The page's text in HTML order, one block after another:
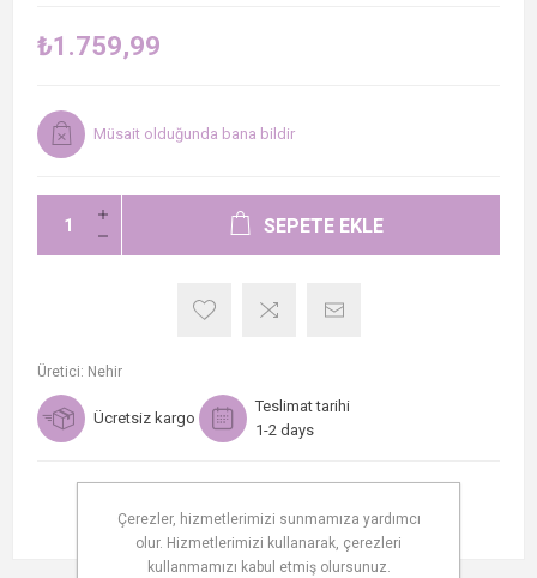
₺1.759,99
Müsait olduğunda bana bildir
SEPETE EKLE
Üretici: Nehir
Ücretsiz kargo
Teslimat tarihi
1-2 days
Çerezler, hizmetlerimizi sunmamıza yardımcı
olur. Hizmetlerimizi kullanarak, çerezleri
kullanmamızı kabul etmiş olursunuz.